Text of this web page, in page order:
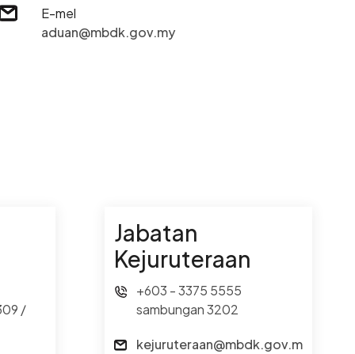
E-mel
aduan@mbdk.gov.my
/
Jabatan
Kejuruteraan
+603 - 3375 5555
sambungan 3202
kejuruteraan@mbdk.gov.m